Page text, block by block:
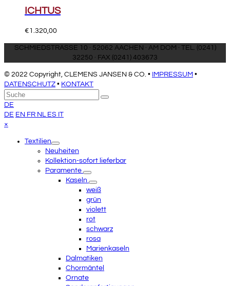
ICHTUS
€1.320,00
SCHMIEDSTRASSE 10 · 52062 AACHEN · AM DOM · TEL. (0241)
32250 · FAX (0241) 403673
© 2022 Copyright, CLEMENS JANSEN & CO. • IMPRESSUM •
DATENSCHUTZ • KONTAKT
An
den
Anfang
scrollen
Suche
Senden
DE
DE EN FR NL ES IT
×
menuTextilien
Neuheiten
Kollektion-sofort lieferbar
Paramente
Kaseln
weiß
grün
violett
rot
schwarz
rosa
Marienkaseln
Dalmatiken
Chormäntel
Ornate